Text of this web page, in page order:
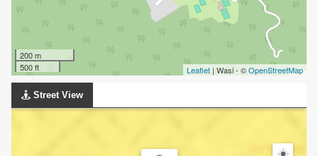
200 m
500 ft
Leaflet | Wasi - ©OpenStreetMap
Street View